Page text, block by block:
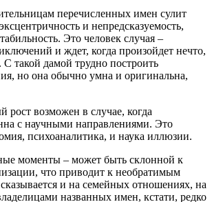
перечисленных имен сулит
и непредсказуемость,
Это человек случая –
и ждет, когда произойдет нечто,
такой дамой трудно построить
но она обычно умна и оригинальна,
рост возможен в случае, когда
с научными направлениями. Это
психоаналитика, и наука иллюзии.
моменты – может быть склонной к
что приводит к необратимым
и на семейных отношениях, на
названных имен, кстати, редко